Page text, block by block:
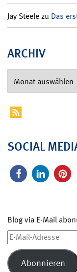
Jay Steelezu Das
ARCHIV
SOCIAL
Blog via E-Mail
E-
Mail-
Adresse
Abonnieren